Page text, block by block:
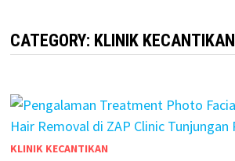
CATEGORY: KLINIK KECANTIKAN
KLINIK KECANTIKAN